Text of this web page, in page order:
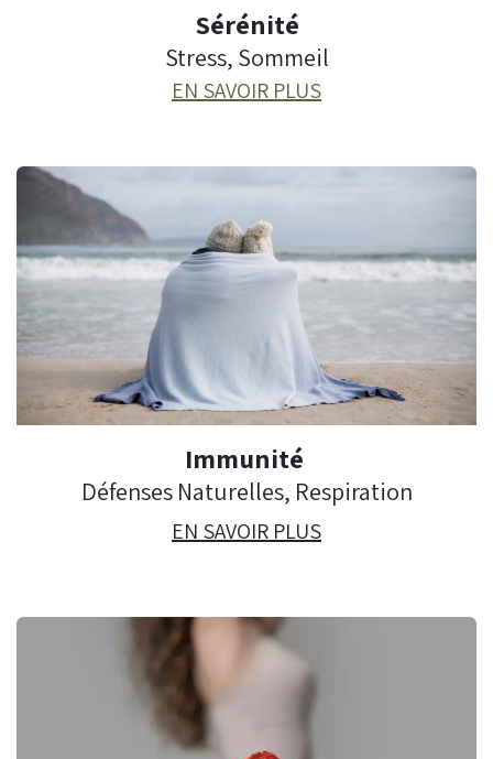
Sérénité
Stress, Sommeil
EN SAVOIR PLUS
Immunité
Défenses Naturelles, Respiration
EN SAVOIR PLUS